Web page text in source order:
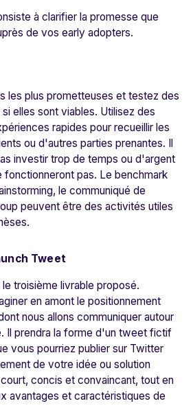
à clarifier la promesse que
de vos early adopters.
les plus prometteuses et testez des
elles sont viables. Utilisez des
rapides pour recueillir les
ou d'autres parties prenantes. Il
investir trop de temps ou d'argent
fonctionneront pas. Le benchmark
le communiqué de
peuvent être des activités utiles
Tweet
troisième livrable proposé.
en amont le positionnement
nous allons communiquer autour
Il prendra la forme d'un tweet fictif
vous pourriez publier sur Twitter
de votre idée ou solution
concis et convaincant, tout en
avantages et caractéristiques de